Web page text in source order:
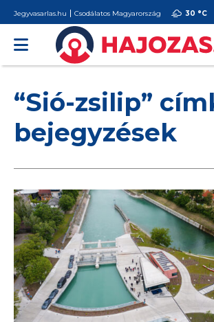
Jegyvasarlas.hu Csodálatos Magyarország 30 °C
“Sió-zsilip”
bejegyzések